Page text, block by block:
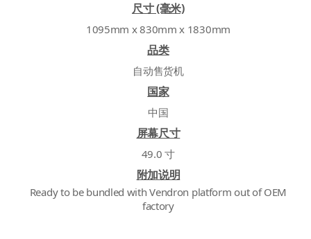
尺寸 (毫米)
1095mm x 830mm x 1830mm
品类
自动售货机
国家
中国
屏幕尺寸
49.0 寸
附加说明
Ready to be bundled with Vendron platform out of OEM
factory